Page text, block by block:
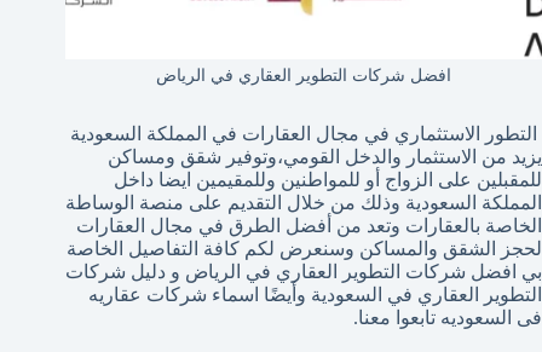
افضل شركات التطوير العقاري في الرياض
التطور الاستثماري في مجال العقارات في المملكة السعودية
يزيد من الاستثمار والدخل القومي،وتوفير شقق ومساكن
للمقبلين على الزواج أو للمواطنين وللمقيمين ايضا داخل
المملكة السعودية وذلك من خلال التقديم على منصة الوساطة
الخاصة بالعقارات وتعد من أفضل الطرق في مجال العقارات
لحجز الشقق والمساكن وسنعرض لكم كافة التفاصيل الخاصة
بي افضل شركات التطوير العقاري في الرياض و دليل شركات
التطوير العقاري في السعودية وأيضًا اسماء شركات عقاريه
فى السعوديه تابعوا معنا.